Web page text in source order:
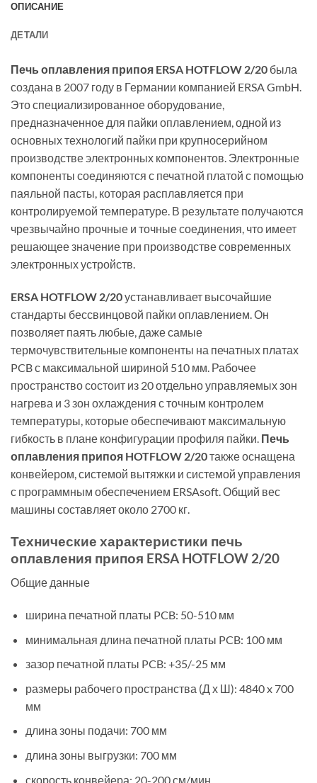
ОПИСАНИЕ
ДЕТАЛИ
Печь оплавления припоя ERSA HOTFLOW 2/20 была
создана в 2007 году в Германии компанией ERSA GmbH.
Это специализированное оборудование,
предназначенное для пайки оплавлением, одной из
основных технологий пайки при крупносерийном
производстве электронных компонентов. Электронные
компоненты соединяются с печатной платой с помощью
паяльной пасты, которая расплавляется при
контролируемой температуре. В результате получаются
чрезвычайно прочные и точные соединения, что имеет
решающее значение при производстве современных
электронных устройств.
ERSA HOTFLOW 2/20устанавливает высочайшие
стандарты бессвинцовой пайки оплавлением. Он
позволяет паять любые, даже самые
термочувствительные компоненты на печатных платах
PCB с максимальной шириной 510 мм. Рабочее
пространство состоит из 20 отдельно управляемых зон
нагрева и 3 зон охлаждения с точным контролем
температуры, которые обеспечивают максимальную
гибкость в плане конфигурации профиля пайки. Печь
оплавления припоя HOTFLOW 2/20также оснащена
конвейером, системой вытяжки и системой управления
с программным обеспечением ERSAsoft. Общий вес
машины составляет около 2700 кг.
Технические характеристики печь
оплавления припоя ERSA HOTFLOW 2/20
Общие данные
ширина печатной платы PCB: 50-510 мм
минимальная длина печатной платы PCB: 100 мм
зазор печатной платы PCB: +35/-25 мм
размеры рабочего пространства (Д х Ш): 4840 x 700
мм
длина зоны подачи: 700 мм
длина зоны выгрузки: 700 мм
скорость конвейера: 20-200 см/мин